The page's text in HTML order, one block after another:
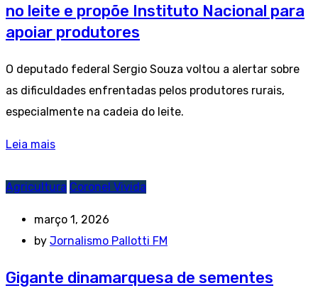
no leite e propõe Instituto Nacional para
apoiar produtores
O deputado federal Sergio Souza voltou a alertar sobre
as dificuldades enfrentadas pelos produtores rurais,
especialmente na cadeia do leite.
Leia mais
Agricultura Coronel Vivida
março 1, 2026
by Jornalismo Pallotti FM
Gigante dinamarquesa de sementes